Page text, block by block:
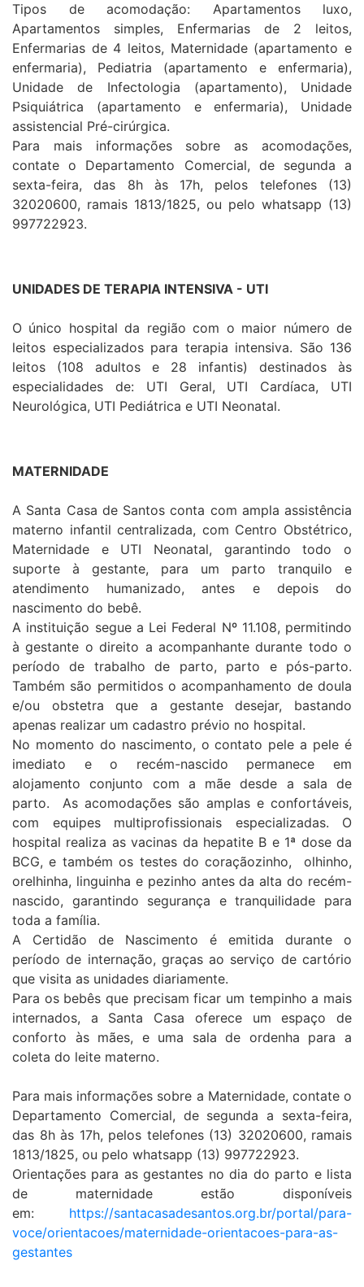
Tipos de acomodação: Apartamentos luxo,
Apartamentos simples, Enfermarias de 2 leitos,
Enfermarias de 4 leitos, Maternidade (apartamento e
enfermaria), Pediatria (apartamento e enfermaria),
Unidade de Infectologia (apartamento), Unidade
Psiquiátrica (apartamento e enfermaria), Unidade
assistencial Pré-cirúrgica.
Para mais informações sobre as acomodações,
contate o Departamento Comercial, de segunda a
sexta-feira, das 8h às 17h, pelos telefones (13)
32020600, ramais 1813/1825, ou pelo whatsapp (13)
997722923.
UNIDADES DE TERAPIA INTENSIVA - UTI
O único hospital da região com o maior número de
leitos especializados para terapia intensiva. São 136
leitos (108 adultos e 28 infantis) destinados às
especialidades de: UTI Geral, UTI Cardíaca, UTI
Neurológica, UTI Pediátrica e UTI Neonatal.
MATERNIDADE
A Santa Casa de Santos conta com ampla assistência
materno infantil centralizada, com Centro Obstétrico,
Maternidade e UTI Neonatal, garantindo todo o
suporte à gestante, para um parto tranquilo e
atendimento humanizado, antes e depois do
nascimento do bebê.
A instituição segue a Lei Federal Nº 11.108, permitindo
à gestante o direito a acompanhante durante todo o
período de trabalho de parto, parto e pós-parto.
Também são permitidos o acompanhamento de doula
e/ou obstetra que a gestante desejar, bastando
apenas realizar um cadastro prévio no hospital.
No momento do nascimento, o contato pele a pele é
imediato e o recém-nascido permanece em
alojamento conjunto com a mãe desde a sala de
parto. As acomodações são amplas e confortáveis,
com equipes multiprofissionais especializadas. O
hospital realiza as vacinas da hepatite B e 1ª dose da
BCG, e também os testes do coraçãozinho, olhinho,
orelhinha, linguinha e pezinho antes da alta do recém-
nascido, garantindo segurança e tranquilidade para
toda a família.
A Certidão de Nascimento é emitida durante o
período de internação, graças ao serviço de cartório
que visita as unidades diariamente.
Para os bebês que precisam ficar um tempinho a mais
internados, a Santa Casa oferece um espaço de
conforto às mães, e uma sala de ordenha para a
coleta do leite materno.
Para mais informações sobre a Maternidade, contate o
Departamento Comercial, de segunda a sexta-feira,
das 8h às 17h, pelos telefones (13) 32020600, ramais
1813/1825, ou pelo whatsapp (13) 997722923.
Orientações para as gestantes no dia do parto e lista
de maternidade estão disponíveis
em: https://santacasadesantos.org.br/portal/para-
voce/orientacoes/maternidade-orientacoes-para-as-
gestantes